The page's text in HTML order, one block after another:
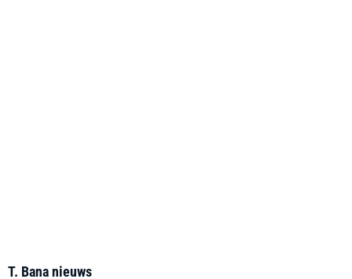
T. Bana nieuws